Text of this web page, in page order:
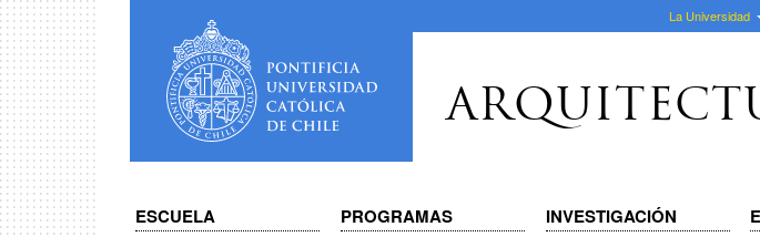
La Universidad
ESCUELA PROGRAMAS INVESTIGACIÓN